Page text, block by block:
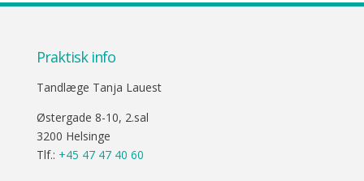
Praktisk info
Tandlæge Tanja Lauest
Østergade 8-10, 2.sal
3200 Helsinge
Tlf.: +45 47 47 40 60